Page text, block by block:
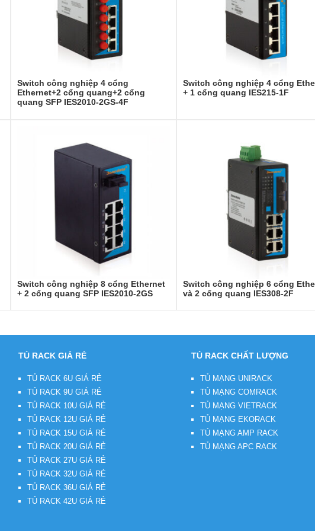
Switch công nghiệp 4 cổng
Ethernet+2 cổng quang+2 cổng
quang SFP IES2010-2GS-4F
Switch công nghiệp 4 cổng
+ 1 cổng quang IES215-1F
Switch công nghiệp 8 cổng Ethernet
+ 2 cổng quang SFP IES2010-2GS
Switch công nghiệp 6 cổng
và 2 cổng quang IES308-2F
TỦ RACK GIÁ RẺ
TỦ RACK 6U GIÁ RẺ
TỦ RACK 9U GIÁ RẺ
TỦ RACK 10U GIÁ RẺ
TỦ RACK 12U GIÁ RẺ
TỦ RACK 15U GIÁ RẺ
TỦ RACK 20U GIÁ RẺ
TỦ RACK 27U GIÁ RẺ
TỦ RACK 32U GIÁ RẺ
TỦ RACK 36U GIÁ RẺ
TỦ RACK 42U GIÁ RẺ
TỦ RACK CHẤT LƯỢNG
TỦ MẠNG UNIRACK
TỦ MẠNG COMRACK
TỦ MẠNG VIETRACK
TỦ MẠNG EKORACK
TỦ MẠNG AMP RACK
TỦ MẠNG APC RACK